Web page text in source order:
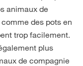
animaux de
des pots en
trop facilement.
plus
de compagnie